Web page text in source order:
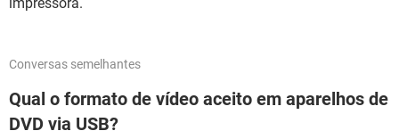
Conversas semelhantes
Qual o formato de vídeo aceito em aparelhos de
DVD via USB?